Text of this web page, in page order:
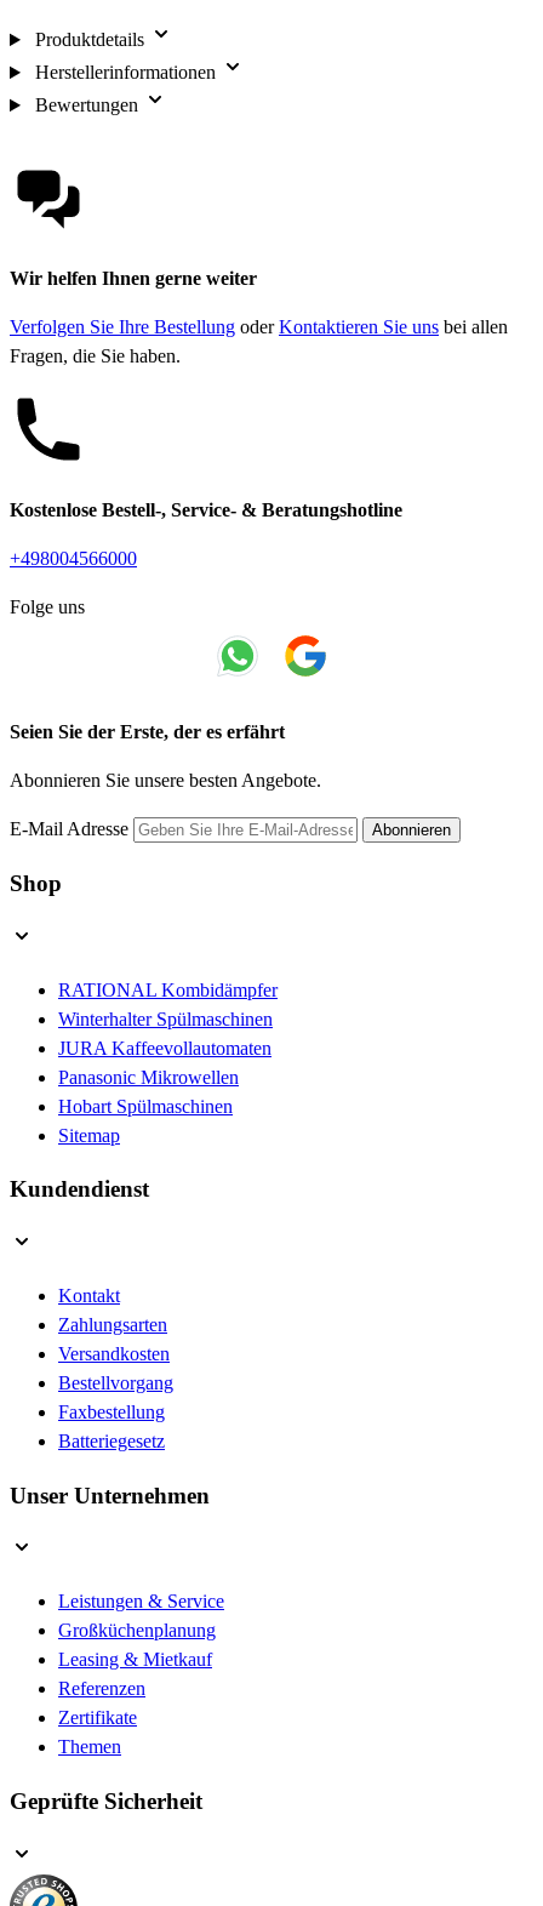
Produktdetails
Herstellerinformationen
Bewertungen
Wir helfen Ihnen gerne weiter
Verfolgen Sie Ihre Bestellung oderKontaktieren Sie uns bei allen
Fragen, die Sie haben.
Kostenlose Bestell-, Service- & Beratungshotline
+498004566000
Folge uns
Seien Sie der Erste, der es erfährt
Abonnieren Sie unsere besten Angebote.
E-Mail Adresse Abonnieren
Shop
RATIONAL Kombidämpfer
Winterhalter Spülmaschinen
JURA Kaffeevollautomaten
Panasonic Mikrowellen
Hobart Spülmaschinen
Sitemap
Kundendienst
Kontakt
Zahlungsarten
Versandkosten
Bestellvorgang
Faxbestellung
Batteriegesetz
Unser Unternehmen
Leistungen & Service
Großküchenplanung
Leasing & Mietkauf
Referenzen
Zertifikate
Themen
Geprüfte Sicherheit